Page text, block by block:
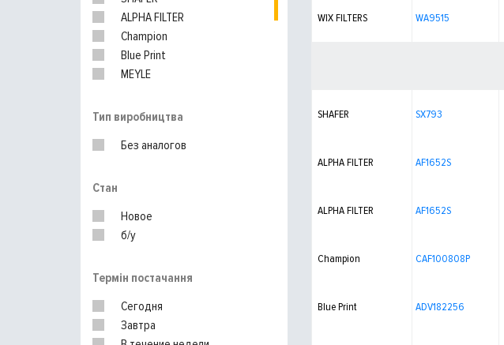
ALPHA FILTER
Champion
Blue Print
MEYLE
PURFLUX
BOSCH
Тип виробництва
Без аналогов
Стан
Новое
б/у
Термін постачання
Сегодня
Завтра
WIX FILTERS WA9515
SHAFER SX793
ALPHA FILTER AF1652S
ALPHA FILTER AF1652S
Champion CAF100808P
Blue Print ADV182256